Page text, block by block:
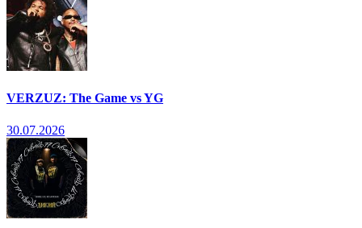
VERZUZ: The Game vs YG
30.07.2026